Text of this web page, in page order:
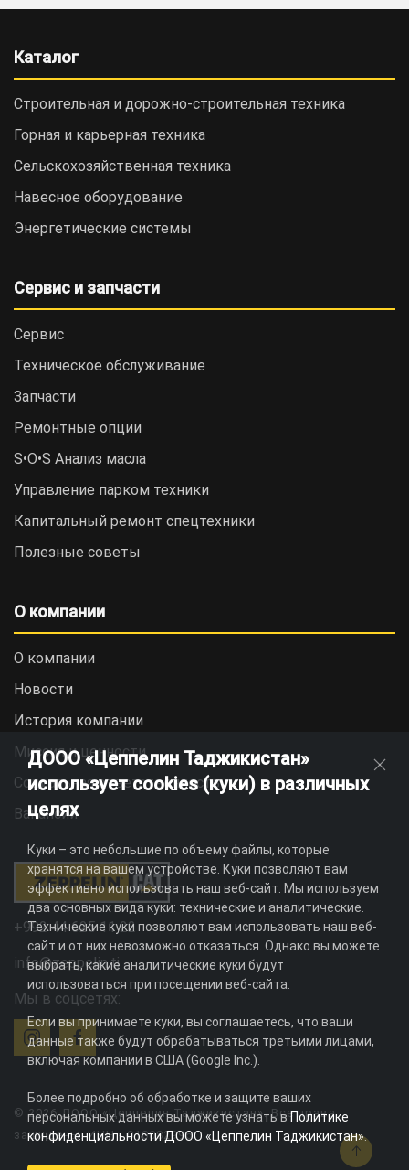
Каталог
Строительная и дорожно-cтроительная техника
Горная и карьерная техника
Сельскохозяйственная техника
Навесное оборудование
Энергетические системы
Сервис и запчасти
Сервис
Техническое обслуживание
Запчасти
Ремонтные опции
S•O•S Анализ масла
Управление парком техники
Капитальный ремонт спецтехники
Полезные советы
О компании
О компании
Новости
История компании
Миссия и ценности
Социальная ответственность
Вакансии
+992 44 625 11 22
info@zeppelin.tj
Мы в соцсетях:
© 2026 ДООО «Цеппелин Таджикистан». Все права
защищены. ИНН - 010082996
ДООО «Цеппелин Таджикистан»
использует cookies (куки) в различных
целях
Куки – это небольшие по объему файлы, которые
хранятся на вашем устройстве. Куки позволяют вам
эффективно использовать наш веб-сайт. Мы используем
два основных вида куки: технические и аналитические.
Технические куки позволяют вам использовать наш веб-
сайт и от них невозможно отказаться. Однако вы можете
выбрать, какие аналитические куки будут
использоваться при посещении веб-сайта.
Если вы принимаете куки, вы соглашаетесь, что ваши
данные также будут обрабатываться третьими лицами,
включая компании в США (Google Inc.).
Более подробно об обработке и защите ваших
персональных данных вы можете узнать вПолитике
конфиденциальности ДООО «Цеппелин Таджикистан».